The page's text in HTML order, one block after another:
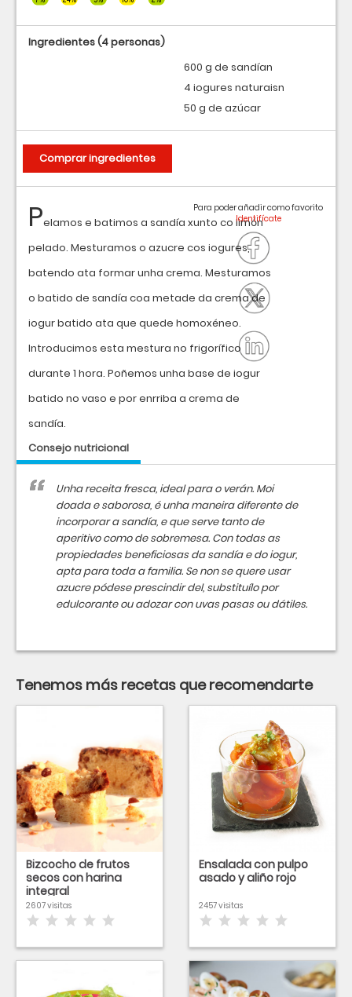
Pelamos e batimos a sandía xunto co limón
pelado. Mesturamos o azucre cos iogures,
batendo ata formar unha crema. Mesturamos
o batido de sandía coa metade da crema de
iogur batido ata que quede homoxéneo.
Introducimos esta mestura no frigorífico
durante 1 hora. Poñemos unha base de iogur
batido no vaso e por enrriba a crema de
sandía.
Consejo nutricional
Unha receita fresca, ideal para o verán. Moi
doada e saborosa, é unha maneira diferente de
incorporar a sandía, e que serve tanto de
aperitivo como de sobremesa. Con todas as
propiedades beneficiosas da sandía e do iogur,
apta para toda a familia. Se non se quere usar
azucre pódese prescindir del, substituílo por
edulcorante ou adozar con uvas pasas ou dátiles.
Para poder añadir como favorito
Ingredientes(4 personas)
600 g de sandían
4 iogures naturaisn
50 g de azúcar
Comprar ingredientes
Tenemos más recetas que recomendarte
Bizcocho de frutos
secos con harina
integral
2607 visitas
Ensalada con pulpo
asado y aliño rojo
2457 visitas